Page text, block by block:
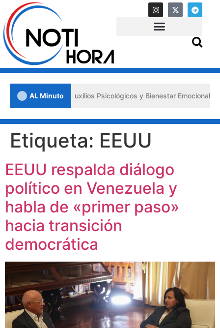
AL Minuto
Auxilios Psicológicos y Bienestar Emocional» ante
Etiqueta: EEUU
EEUU respalda diálogo
político en Venezuela y
habla de «primer paso»
hacia transición
democrática